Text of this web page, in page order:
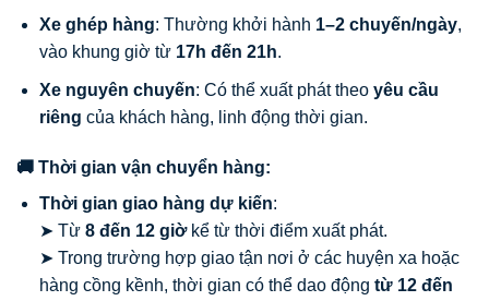
Xe ghép hàng: Thường khởi hành 1–2 chuyến/ngày,
vào khung giờ từ 17h đến 21h.
Xe nguyên chuyến: Có thể xuất phát theo yêu cầu
riêng của khách hàng, linh động thời gian.
🚚 Thời gian vận chuyển hàng:
Thời gian giao hàng dự kiến:
➤ Từ 8 đến 12 giờkể từ thời điểm xuất phát.
➤ Trong trường hợp giao tận nơi ở các huyện xa hoặc
hàng cồng kềnh, thời gian có thể dao động từ 12 đến